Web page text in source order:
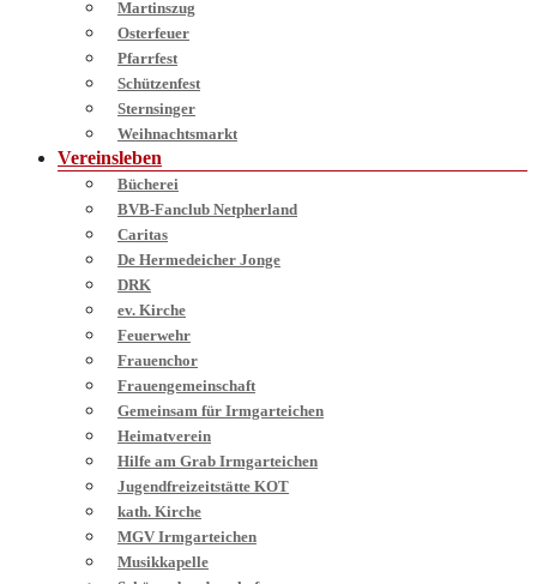
Martinszug
Osterfeuer
Pfarrfest
Schützenfest
Sternsinger
Weihnachtsmarkt
Vereinsleben
Bücherei
BVB-Fanclub Netpherland
Caritas
De Hermedeicher Jonge
DRK
ev. Kirche
Feuerwehr
Frauenchor
Frauengemeinschaft
Gemeinsam für Irmgarteichen
Heimatverein
Hilfe am Grab Irmgarteichen
Jugendfreizeitstätte KOT
kath. Kirche
MGV Irmgarteichen
Musikkapelle